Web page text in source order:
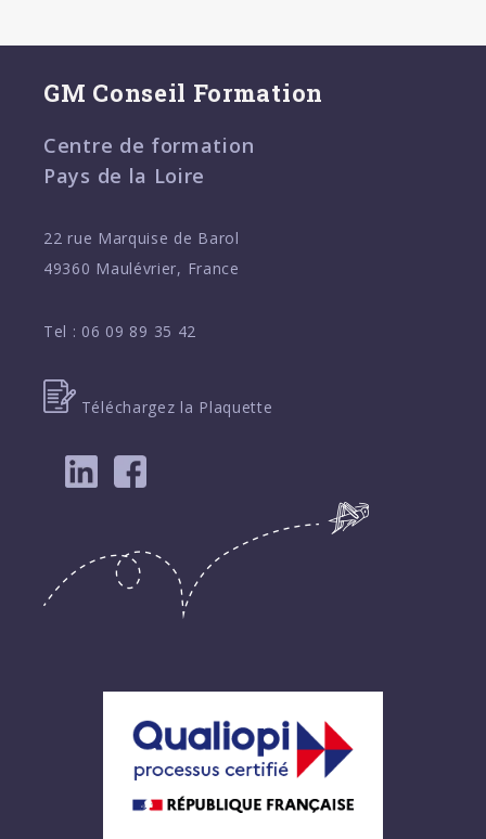
GM Conseil Formation
Centre de formation
Pays de la Loire
22 rue Marquise de Barol
49360 Maulévrier, France
Tel : 06 09 89 35 42
Téléchargez la Plaquette